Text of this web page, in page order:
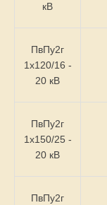
кВ
ПвПу2г
1х120/16 -
20 кВ
ПвПу2г
1х150/25 -
20 кВ
ПвПу2г